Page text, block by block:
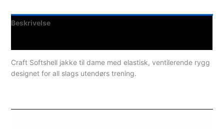
Beskrivelse
Craft Softshell jakke til dame med elastisk, ventilerende rygg
designet for all slags utendørs trening.